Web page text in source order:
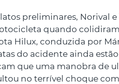
preliminares, Norival
quando
Hilux, conduzida por
do acidente ainda
que uma manobra de
no terrível choque